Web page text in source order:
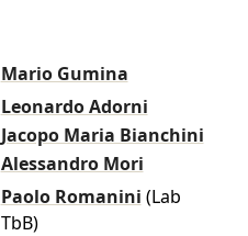
Mario Gumina
Leonardo Adorni
Jacopo Maria Bianchini
Alessandro Mori
Paolo Romanini (Lab
TbB)